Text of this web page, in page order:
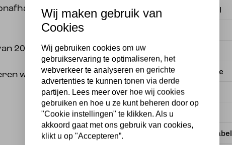
van elkaar
20 cm en 15 cm hoog.
wij de LED lamp als
Materiaal
IP Waarde
Energielabel
Wij maken gebruik van
Cookies
Wij gebruiken cookies om uw
gebruikservaring te optimaliseren, het
webverkeer te analyseren en gerichte
advertenties te kunnen tonen via derde
partijen. Lees meer over hoe wij cookies
gebruiken en hoe u ze kunt beheren door op
"Cookie instellingen" te klikken. Als u
akkoord gaat met ons gebruik van cookies,
klikt u op "Accepteren”.